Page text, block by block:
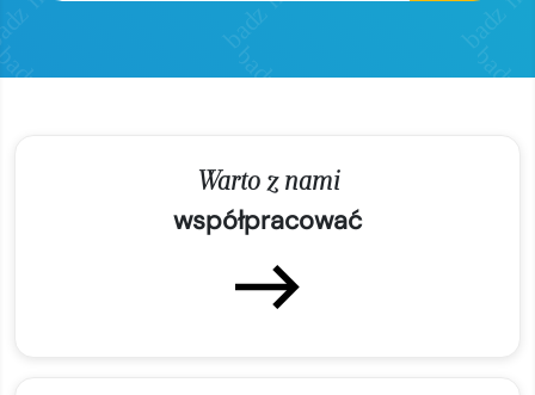
Warto z nami
współpracować